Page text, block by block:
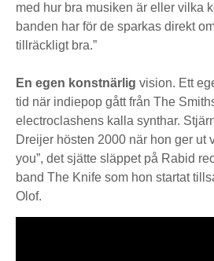
med hur bra musiken är eller vilka
banden har för de sparkas direkt
tillräckligt bra.”
En egen konstnärlig vision. Ett
tid när indiepop gått från The
electroclashens kalla synthar.
Dreijer hösten 2000 när hon ger ut
you”, det sjätte släppet på Rabid
band The Knife som hon startat
Olof.